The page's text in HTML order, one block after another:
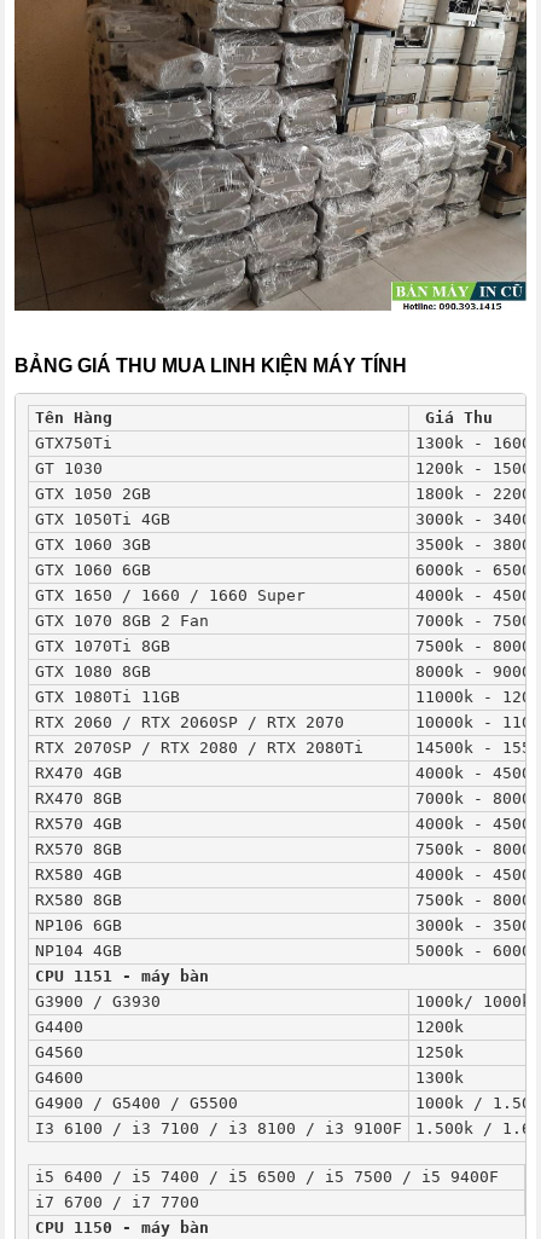
BẢNG GIÁ THU MUA LINH KIỆN MÁY TÍNH
Tên Hàng
Giá Thu
GTX750Ti
1300k - 1600k
GT 1030
1200k - 1500k
GTX 1050 2GB
1800k - 2200k
GTX 1050Ti 4GB
3000k - 3400k
GTX 1060 3GB
3500k - 3800k
GTX 1060 6GB
6000k - 6500k
GTX 1650 / 1660 / 1660 Super
4000k -
GTX 1070 8GB 2 Fan
7000k - 7500k
GTX 1070Ti 8GB
7500k - 8000k
GTX 1080 8GB
8000k - 9000k
GTX 1080Ti 11GB
11000k -
RTX 2060 / RTX 2060SP / RTX 2070
10000k -
RTX 2070SP / RTX 2080 / RTX 2080Ti
14500k -
RX470 4GB
4000k - 4500k
RX470 8GB
7000k - 8000k
RX570 4GB
4000k - 4500k
RX570 8GB
7500k - 8000k
RX580 4GB
4000k - 4500k
RX580 8GB
7500k - 8000k
NP106 6GB
3000k - 3500k
NP104 4GB
5000k - 6000k
CPU 1151 - máy bàn
G3900 / G3930
1000k/ 1000k
G4400
1200k
G4560
1250k
G4600
1300k
G4900 / G5400 / G5500
1000k /
I3 6100 / i3 7100 / i3 8100 / i3 9100F
1.500k /
i5 6400 / i5 7400 / i5 6500 / i5 7500 / i5 9400F
i7 6700 / i7 7700
CPU 1150 - máy bàn